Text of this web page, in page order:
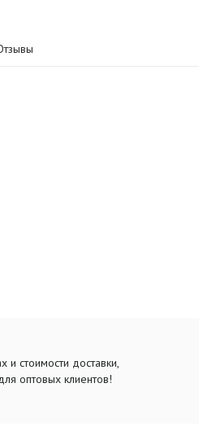
стоимости доставки,
оптовых клиентов!